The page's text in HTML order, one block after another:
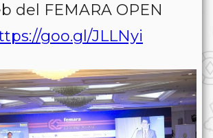
del FEMARA OPEN
goo.gl/JLLNyi